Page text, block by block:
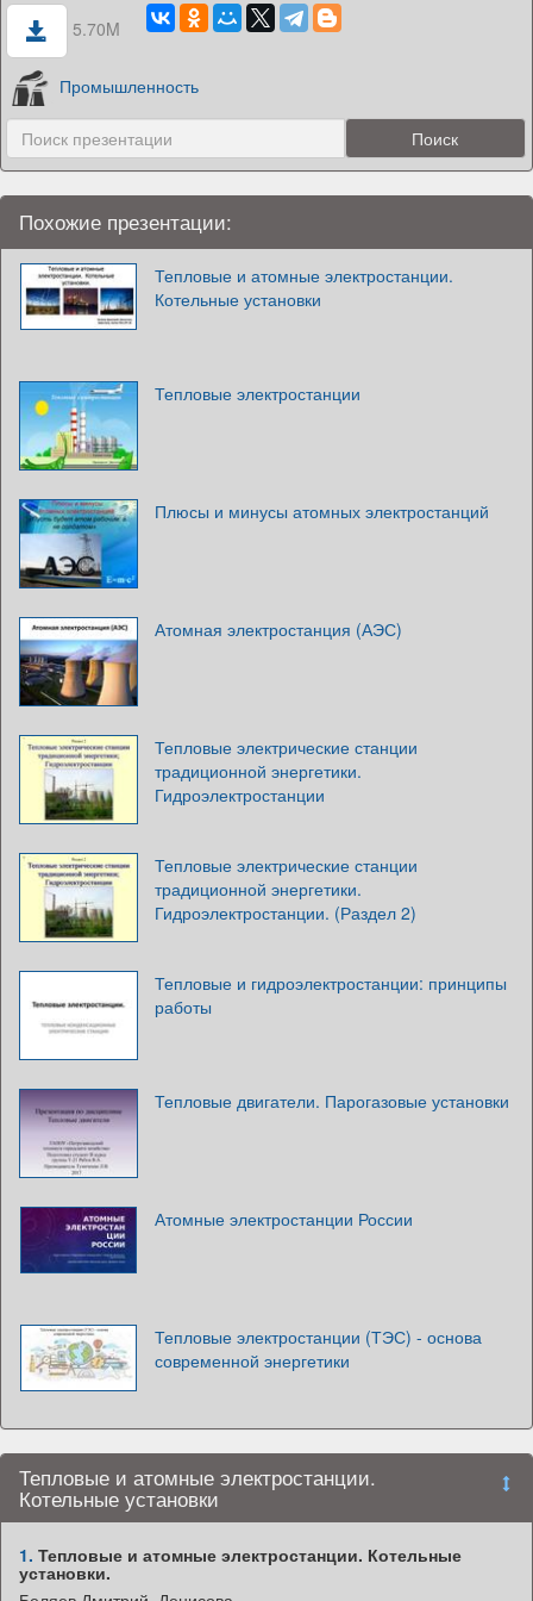
5.70M
Промышленность
Похожие презентации:
Тепловые и атомные электростанции.
Котельные установки
Тепловые электростанции
Плюсы и минусы атомных электростанций
Атомная электростанция (АЭС)
Тепловые электрические станции
традиционной энергетики.
Гидроэлектростанции
Тепловые электрические станции
традиционной энергетики.
Гидроэлектростанции. (Раздел 2)
Тепловые и гидроэлектростанции: принципы
работы
Тепловые двигатели. Парогазовые установки
Атомные электростанции России
Тепловые электростанции (ТЭС) - основа
современной энергетики
Тепловые и атомные электростанции.
Котельные установки
1. Тепловые и атомные электростанции. Котельные
установки.